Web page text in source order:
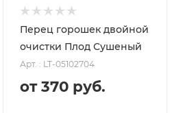
1 520P 15 060P
Перец горошек двойной
очистки Плод Сушеный
Арт. : LT-05102704
от 370 руб.